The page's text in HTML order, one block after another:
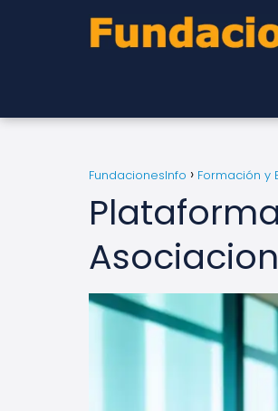
FundacionesInfo Formación y